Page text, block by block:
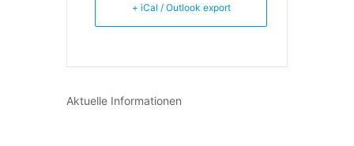
+ iCal / Outlook export
Aktuelle Informationen